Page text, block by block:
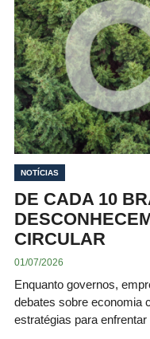
NOTÍCIAS
DE CADA 10
CIRCULAR
01/07/2026
Enquanto governos,
debates sobre economia
estratégias para